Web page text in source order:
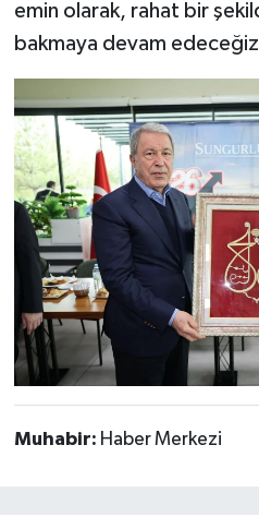
emin olarak, rahat bir
bakmaya devam
Muhabir: Haber Merkezi